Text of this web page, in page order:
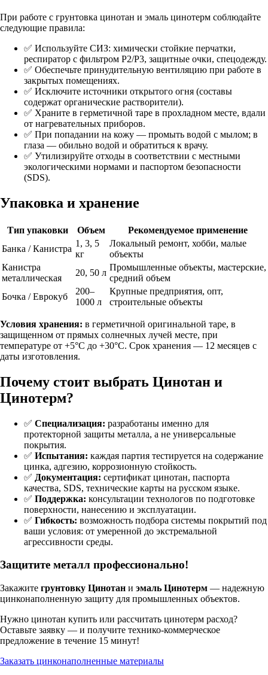
При работе с грунтовка цинотан и эмаль цинотерм соблюдайте
следующие правила:
✅ Используйте СИЗ: химически стойкие перчатки,
респиратор с фильтром P2/P3, защитные очки, спецодежду.
✅ Обеспечьте принудительную вентиляцию при работе в
закрытых помещениях.
✅ Исключите источники открытого огня (составы
содержат органические растворители).
✅ Храните в герметичной таре в прохладном месте, вдали
от нагревательных приборов.
✅ При попадании на кожу — промыть водой с мылом; в
глаза — обильно водой и обратиться к врачу.
✅ Утилизируйте отходы в соответствии с местными
экологическими нормами и паспортом безопасности
(SDS).
Упаковка и хранение
Тип упаковки Объем
Рекомендуемое применение
Банка / Канистра
1, 3, 5
кг
Локальный ремонт, хобби, малые
объекты
Канистра
металлическая
20, 50 л
Промышленные объекты, мастерские,
средний объем
Бочка / Еврокуб
200–
1000 л
Крупные предприятия, опт,
строительные объекты
Условия хранения: в герметичной оригинальной таре, в
защищенном от прямых солнечных лучей месте, при
температуре от +5°C до +30°C. Срок хранения — 12 месяцев с
даты изготовления.
Почему стоит выбрать Цинотан и
Цинотерм?
✅ Специализация: разработаны именно для
протекторной защиты металла, а не универсальные
покрытия.
✅ Испытания: каждая партия тестируется на содержание
цинка, адгезию, коррозионную стойкость.
✅ Документация: сертификат цинотан, паспорта
качества, SDS, технические карты на русском языке.
✅ Поддержка: консультации технологов по подготовке
поверхности, нанесению и эксплуатации.
✅ Гибкость: возможность подбора системы покрытий под
ваши условия: от умеренной до экстремальной
агрессивности среды.
Защитите металл профессионально!
Закажите грунтовку Цинотан и эмаль Цинотерм — надежную
цинконаполненную защиту для промышленных объектов.
Нужно цинотан купить или рассчитать цинотерм расход?
Оставьте заявку — и получите технико-коммерческое
предложение в течение 15 минут!
Заказать цинконаполненные материалы